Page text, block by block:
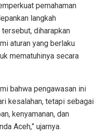
pemahaman
langkah
diharapkan
aturan yang berlaku
mematuhinya secara
bahwa pengawasan ini
kesalahan, tetapi sebagai
kenyamanan, dan
Aceh,” ujarnya.